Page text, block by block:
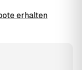
erhalten